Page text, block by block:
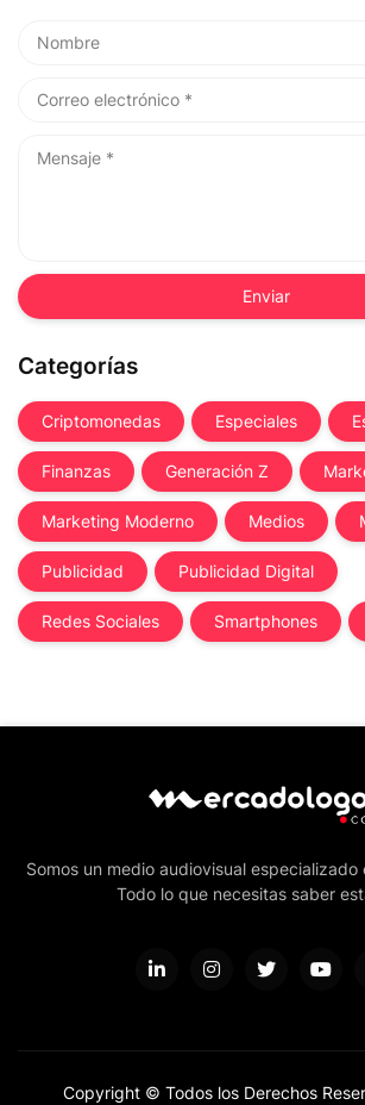
Categorías
Criptomonedas Especiales
Finanzas Generación Z
Marketing Moderno Medios
Publicidad Publicidad Digital
Redes Sociales Smartphones
Somos un medio audiovisual
Todo lo que necesitas saber
Copyright © Todos los Derechos